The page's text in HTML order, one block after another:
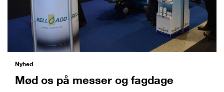
Nyhed
Mød os på messer og fagdage